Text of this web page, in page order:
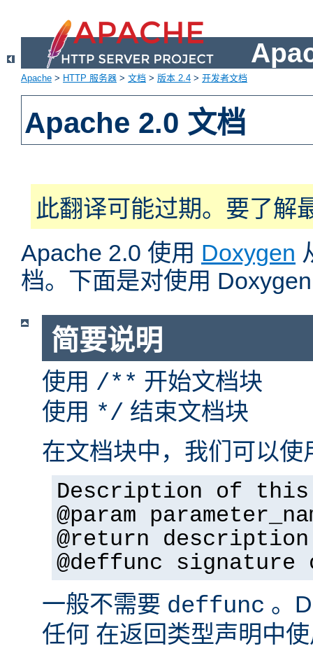
Apache > HTTP 服务器 > 文档 > 版本 2.4 > 开发者文档
Apache 2.0 文档
此翻译可能过期。要了解
Apache 2.0 使用 Doxygen
档。下面是对使用
简要说明
使用 /** 开始文档块
使用 */ 结束文档块
在文档块中，我们可以使
Description of this
@param
@return description
@deffunc
一般不需要 deffunc 。
任何 在返回类型声明中